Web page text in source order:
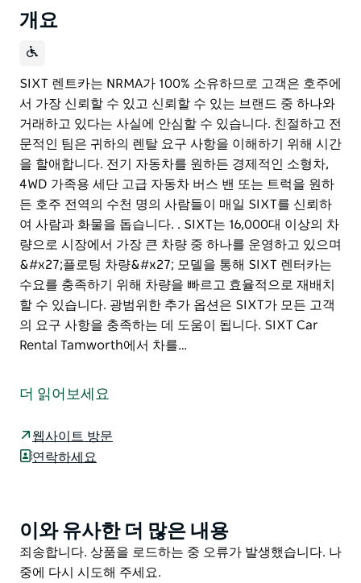
개요
SIXT 렌트카는 NRMA가 100% 소유하므로 고객은 호주에
서 가장 신뢰할 수 있고 신뢰할 수 있는 브랜드 중 하나와
거래하고 있다는 사실에 안심할 수 있습니다. 친절하고 전
문적인 팀은 귀하의 렌탈 요구 사항을 이해하기 위해 시간
을 할애합니다. 전기 자동차를 원하든 경제적인 소형차,
4WD 가족용 세단 고급 자동차 버스 밴 또는 트럭을 원하
든 호주 전역의 수천 명의 사람들이 매일 SIXT를 신뢰하
여 사람과 화물을 돕습니다. . SIXT는 16,000대 이상의 차
량으로 시장에서 가장 큰 차량 중 하나를 운영하고 있으며
&#x27;플로팅 차량&#x27; 모델을 통해 SIXT 렌터카는
수요를 충족하기 위해 차량을 빠르고 효율적으로 재배치
할 수 있습니다. 광범위한 추가 옵션은 SIXT가 모든 고객
의 요구 사항을 충족하는 데 도움이 됩니다. SIXT Car
Rental Tamworth에서 차를…
서 가장 신뢰할 수 있고 신뢰할 수 있는 브랜드 중 하나와
친절하고 전문적인 팀은 귀하의 렌탈 요구 사항을 이해하
기 위해 시간을 할애합니다. 전기 자동차를 원하든 경제적
SIXT는 16,000대 이상의 차량으로 시장에서 가장 큰 차
량 중 하나를 운영하고 있으며 '플로팅 차량' 모델을 통해
더 읽어보세요
웹사이트 방문
연락하세요
Product
List
이와 유사한 더 많은 내용
Product
List
죄송합니다. 상품을 로드하는 중 오류가 발생했습니다. 나
중에 다시 시도해 주세요.